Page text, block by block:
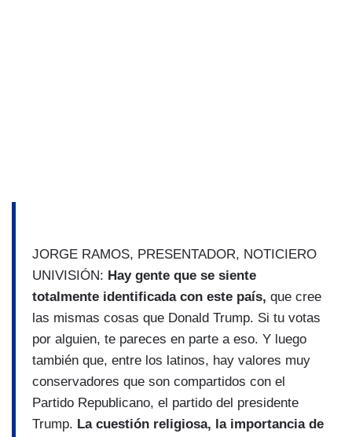
JORGE RAMOS, PRESENTADOR, NOTICIERO
UNIVISIÓN: Hay gente que se siente
totalmente identificada con este país, que cree
las mismas cosas que Donald Trump. Si tu votas
por alguien, te pareces en parte a eso. Y luego
también que, entre los latinos, hay valores muy
conservadores que son compartidos con el
Partido Republicano, el partido del presidente
Trump. La cuestión religiosa, la importancia de